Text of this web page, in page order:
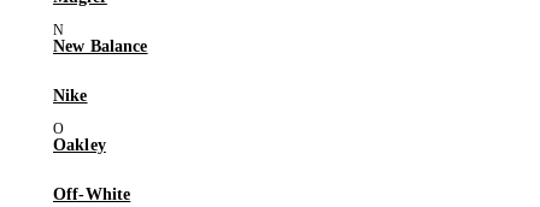
New Balance
Nike
Oakley
Off-White